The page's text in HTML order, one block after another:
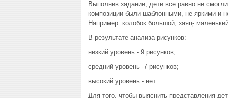
Выполнив задание, дети все равно не
композиции были шаблонными, не яркими и
Например: колобок большой, заяц-
В результате анализа рисунков:
низкий уровень - 9 рисунков;
средний уровень -7 рисунков;
высокий уровень - нет.
Для того, чтобы выяснить представления